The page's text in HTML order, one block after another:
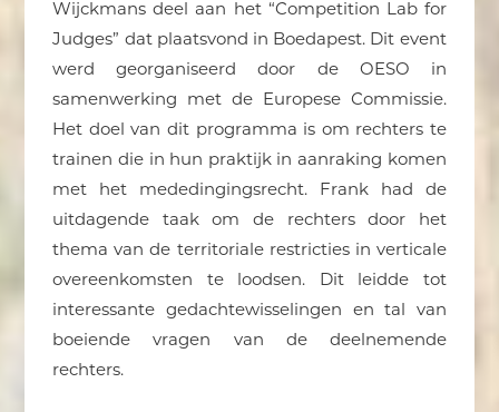
Wijckmans deel aan het “Competition Lab for
Judges” dat plaatsvond in Boedapest. Dit event
werd georganiseerd door de OESO in
samenwerking met de Europese Commissie.
Het doel van dit programma is om rechters te
trainen die in hun praktijk in aanraking komen
met het mededingingsrecht. Frank had de
uitdagende taak om de rechters door het
thema van de territoriale restricties in verticale
overeenkomsten te loodsen. Dit leidde tot
interessante gedachtewisselingen en tal van
boeiende vragen van de deelnemende
rechters.